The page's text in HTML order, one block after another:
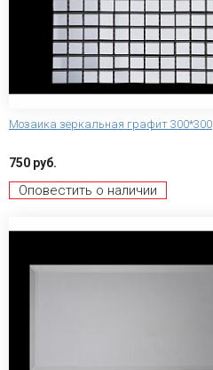
Мозаика зеркальная графит 300*300
750 руб.
Оповестить о наличии